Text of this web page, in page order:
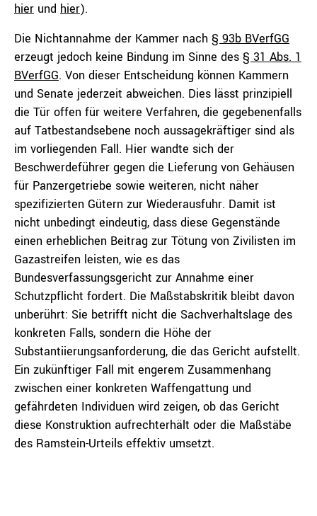
hier und hier).
Die Nichtannahme der Kammer nach § 93b BVerfGG
erzeugt jedoch keine Bindung im Sinne des § 31 Abs. 1
BVerfGG. Von dieser Entscheidung können Kammern
und Senate jederzeit abweichen. Dies lässt prinzipiell
die Tür offen für weitere Verfahren, die gegebenenfalls
auf Tatbestandsebene noch aussagekräftiger sind als
im vorliegenden Fall. Hier wandte sich der
Beschwerdeführer gegen die Lieferung von Gehäusen
für Panzergetriebe sowie weiteren, nicht näher
spezifizierten Gütern zur Wiederausfuhr. Damit ist
nicht unbedingt eindeutig, dass diese Gegenstände
einen erheblichen Beitrag zur Tötung von Zivilisten im
Gazastreifen leisten, wie es das
Bundesverfassungsgericht zur Annahme einer
Schutzpflicht fordert. Die Maßstabskritik bleibt davon
unberührt: Sie betrifft nicht die Sachverhaltslage des
konkreten Falls, sondern die Höhe der
Substantiierungsanforderung, die das Gericht aufstellt.
Ein zukünftiger Fall mit engerem Zusammenhang
zwischen einer konkreten Waffengattung und
gefährdeten Individuen wird zeigen, ob das Gericht
diese Konstruktion aufrechterhält oder die Maßstäbe
des Ramstein-Urteils effektiv umsetzt.